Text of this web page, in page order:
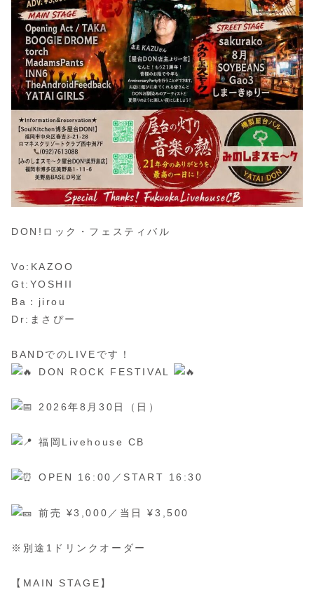
DON!ロック・フェスティバル
Vo:KAZOO
Gt:YOSHII
Ba：jirou
Dr:まさぴー
BANDでのLIVEです！
DON ROCK FESTIVAL
2026年8月30日（日）
福岡Livehouse CB
OPEN 16:00／START 16:30
前売 ¥3,000／当日 ¥3,500
※別途1ドリンクオーダー
【MAIN STAGE】